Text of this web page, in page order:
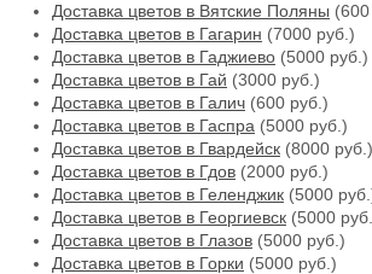
Доставка цветов в Вятские Поляны
Доставка цветов в Гагарин (7000 руб.)
Доставка цветов в Гаджиево (5000 руб.)
Доставка цветов в Гай (3000 руб.)
Доставка цветов в Галич (600 руб.)
Доставка цветов в Гаспра (5000 руб.)
Доставка цветов в Гвардейск (8000 руб.)
Доставка цветов в Гдов (2000 руб.)
Доставка цветов в Геленджик (5000
Доставка цветов в Георгиевск (5000
Доставка цветов в Глазов (5000 руб.)
Доставка цветов в Горки (5000 руб.)